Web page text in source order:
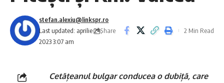
Last updated: aprilie 24,
2023 3:07 am
stefan.alexiu@linkspr.ro
Share
2 Min Read
Cetățeanul bulgar conducea o dubiță, care